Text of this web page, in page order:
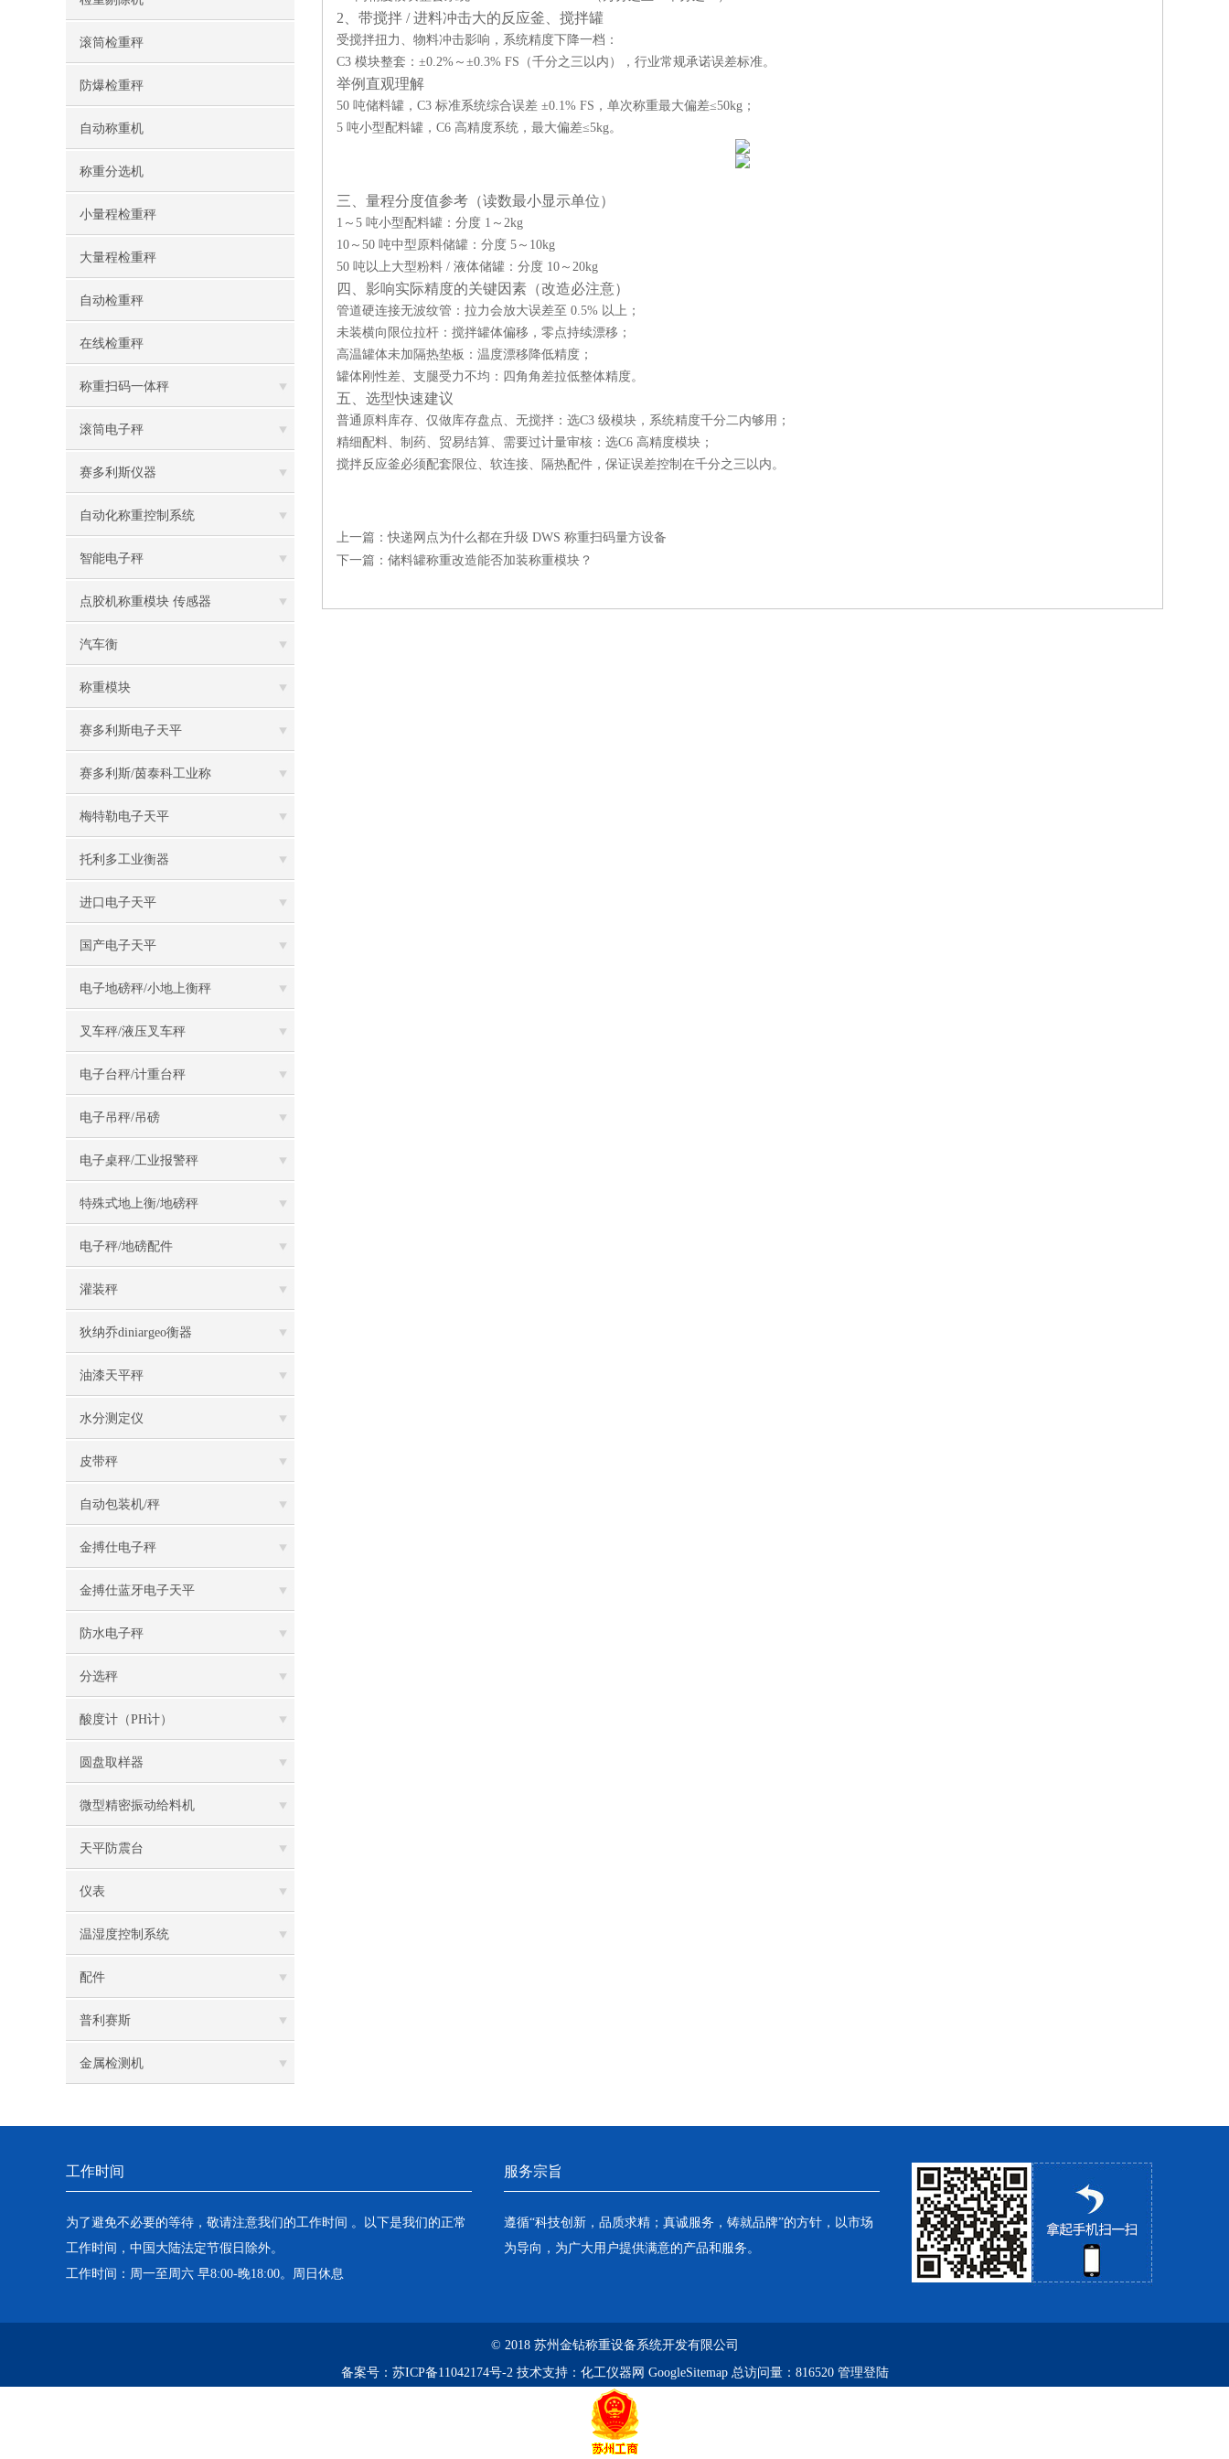
滚筒检重秤
防爆检重秤
自动称重机
称重分选机
小量程检重秤
大量程检重秤
自动检重秤
在线检重秤
称重扫码一体秤
滚筒电子秤
赛多利斯仪器
自动化称重控制系统
智能电子秤
点胶机称重模块 传感器
汽车衡
称重模块
赛多利斯电子天平
赛多利斯/茵泰科工业称
梅特勒电子天平
托利多工业衡器
进口电子天平
国产电子天平
电子地磅秤/小地上衡秤
叉车秤/液压叉车秤
电子台秤/计重台秤
电子吊秤/吊磅
电子桌秤/工业报警秤
特殊式地上衡/地磅秤
电子秤/地磅配件
灌装秤
狄纳乔diniargeo衡器
油漆天平秤
水分测定仪
皮带秤
自动包装机/秤
金搏仕电子秤
金搏仕蓝牙电子天平
防水电子秤
分选秤
酸度计（PH计）
圆盘取样器
微型精密振动给料机
天平防震台
仪表
温湿度控制系统
配件
普利赛斯
金属检测机
2、带搅拌 / 进料冲击大的反应釜、搅拌罐
受搅拌扭力、物料冲击影响，系统精度下降一档：
C3 模块整套： ±0.2%～±0.3% FS（千分之三以内） ，行业常规承诺误差标准。
举例直观理解
50 吨储料罐，C3 标准系统综合误差 ±0.1% FS，单次称重最大偏差≤50kg；
5 吨小型配料罐，C6 高精度系统，最大偏差≤5kg。
三、量程分度值参考（读数最小显示单位）
1～5 吨小型配料罐：分度 1～2kg
10～50 吨中型原料储罐：分度 5～10kg
50 吨以上大型粉料 / 液体储罐：分度 10～20kg
四、影响实际精度的关键因素（改造必注意）
管道硬连接无波纹管：拉力会放大误差至 0.5% 以上；
未装横向限位拉杆：搅拌罐体偏移，零点持续漂移；
高温罐体未加隔热垫板：温度漂移降低精度；
罐体刚性差、支腿受力不均：四角角差拉低整体精度。
五、选型快速建议
普通原料库存、仅做库存盘点、无搅拌：选C3 级模块 ，系统精度千分二内够用；
精细配料、制药、贸易结算、需要过计量审核：选C6 高精度模块 ；
搅拌反应釜必须配套限位、软连接、隔热配件，保证误差控制在千分之三以内。
上一篇：快递网点为什么都在升级 DWS 称重扫码量方设备
下一篇： 储料罐称重改造能否加装称重模块？
工作时间
为了避免不必要的等待，敬请注意我们的工作时间 。以下是我们的正常
工作时间，中国大陆法定节假日除外。
工作时间：周一至周六 早8:00-晚18:00。周日休息
服务宗旨
遵循“科技创新，品质求精；真诚服务，铸就品牌”的方针，以市场
为导向，为广大用户提供满意的产品和服务。
© 2018 苏州金钻称重设备系统开发有限公司
备案号： 苏ICP备11042174号-2技术支持： 化工仪器网 GoogleSitemap总访问量：816520 管理登陆